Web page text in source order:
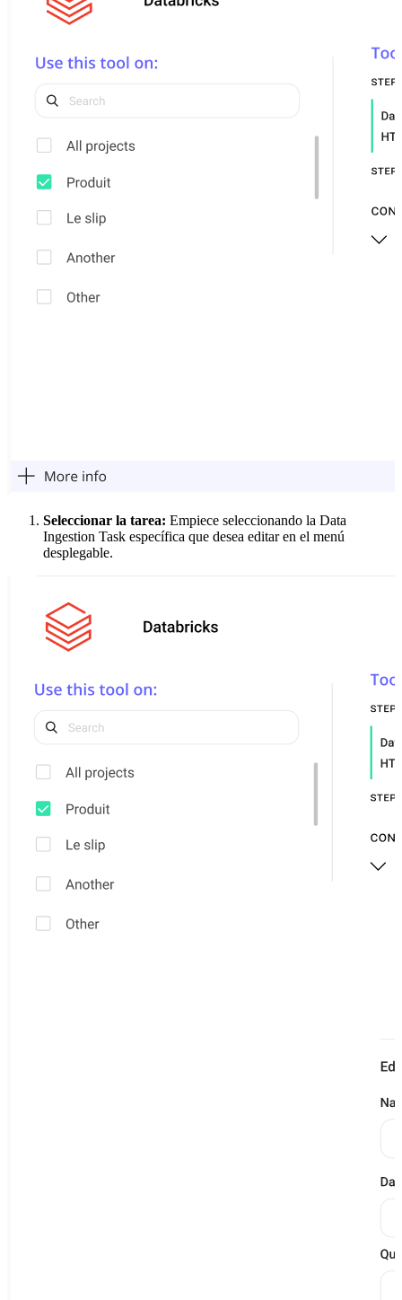
Seleccionar la tarea: Empiece seleccionando la Data
Ingestion Task específica que desea editar en el menú
desplegable.